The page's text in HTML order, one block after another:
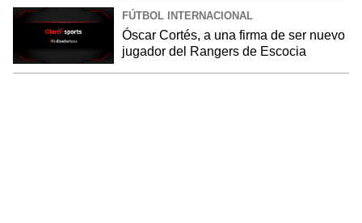
FÚTBOL INTERNACIONAL
Óscar Cortés, a una firma de ser nuevo
jugador del Rangers de Escocia